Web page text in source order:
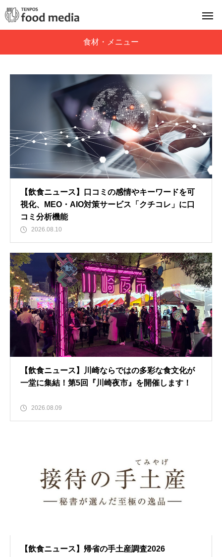
食材・メニュー
【飲食ニュース】口コミの感情やキーワードを可
視化、MEO・AIO対策サービス「クチコレ」に口
コミ分析機能
2026.08.10
【飲食ニュース】川崎ならではの多彩な食文化が
一堂に集結！第5回『川崎夜市』を開催します！
2026.08.09
【飲食ニュース】帰省の手土産調査2026